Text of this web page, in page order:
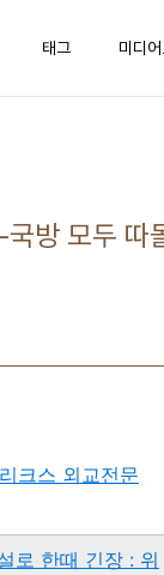
태그 미디
방 모두 따
크스 외교전문
로 한때 긴장 : 위